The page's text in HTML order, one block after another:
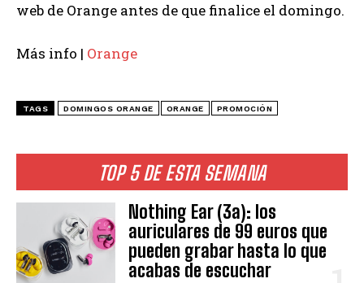
TOP 5 DE ESTA SEMANA
Nothing Ear (3a): los
auriculares de 99 euros que
pueden grabar hasta lo que
acabas de escuchar
web de Orange antes de que finalice el domingo.
Más info | Orange
TAGS DOMINGOS ORANGE ORANGE PROMOCIÓN